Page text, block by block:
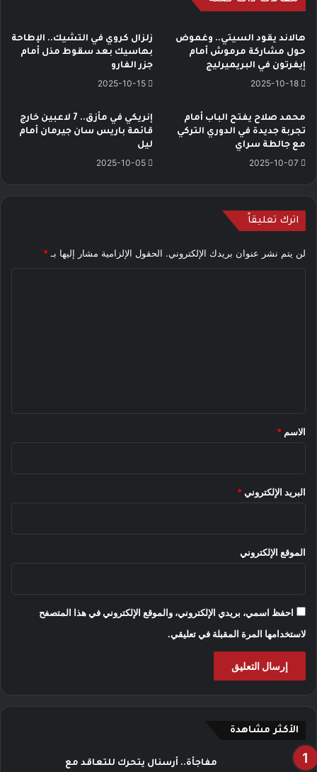
هالاند يقود السيتي.. وغموض
حول مشاركة مرموش أمام
إيفرتون في البريميرليج
2025-10-18
زلزال كروي في التشيك.. الإطاحة
بهاسيك بعد سقوط مذل أمام
جزر الفارو
2025-10-15
محمد صلاح يفتح الباب أمام
تجربة جديدة في الدوري التركي
مع جالطة سراي
2025-10-07
إنريكي في مأزق.. 7 لاعبين خارج
قائمة باريس سان جيرمان أمام
ليل
2025-10-05
اترك تعليقاً
لن يتم نشر عنوان بريدك الإلكتروني. الحقول الإلزامية مشار إليها بـ *
*
الاسم *
البريد الإلكتروني *
الموقع الإلكتروني
احفظ اسمي، بريدي الإلكتروني، والموقع الإلكتروني في هذا المتصفح
لاستخدامها المرة المقبلة في تعليقي.
الأكثر مشاهدة
مفاجأة.. أرسنال يتحرك للتعاقد مع